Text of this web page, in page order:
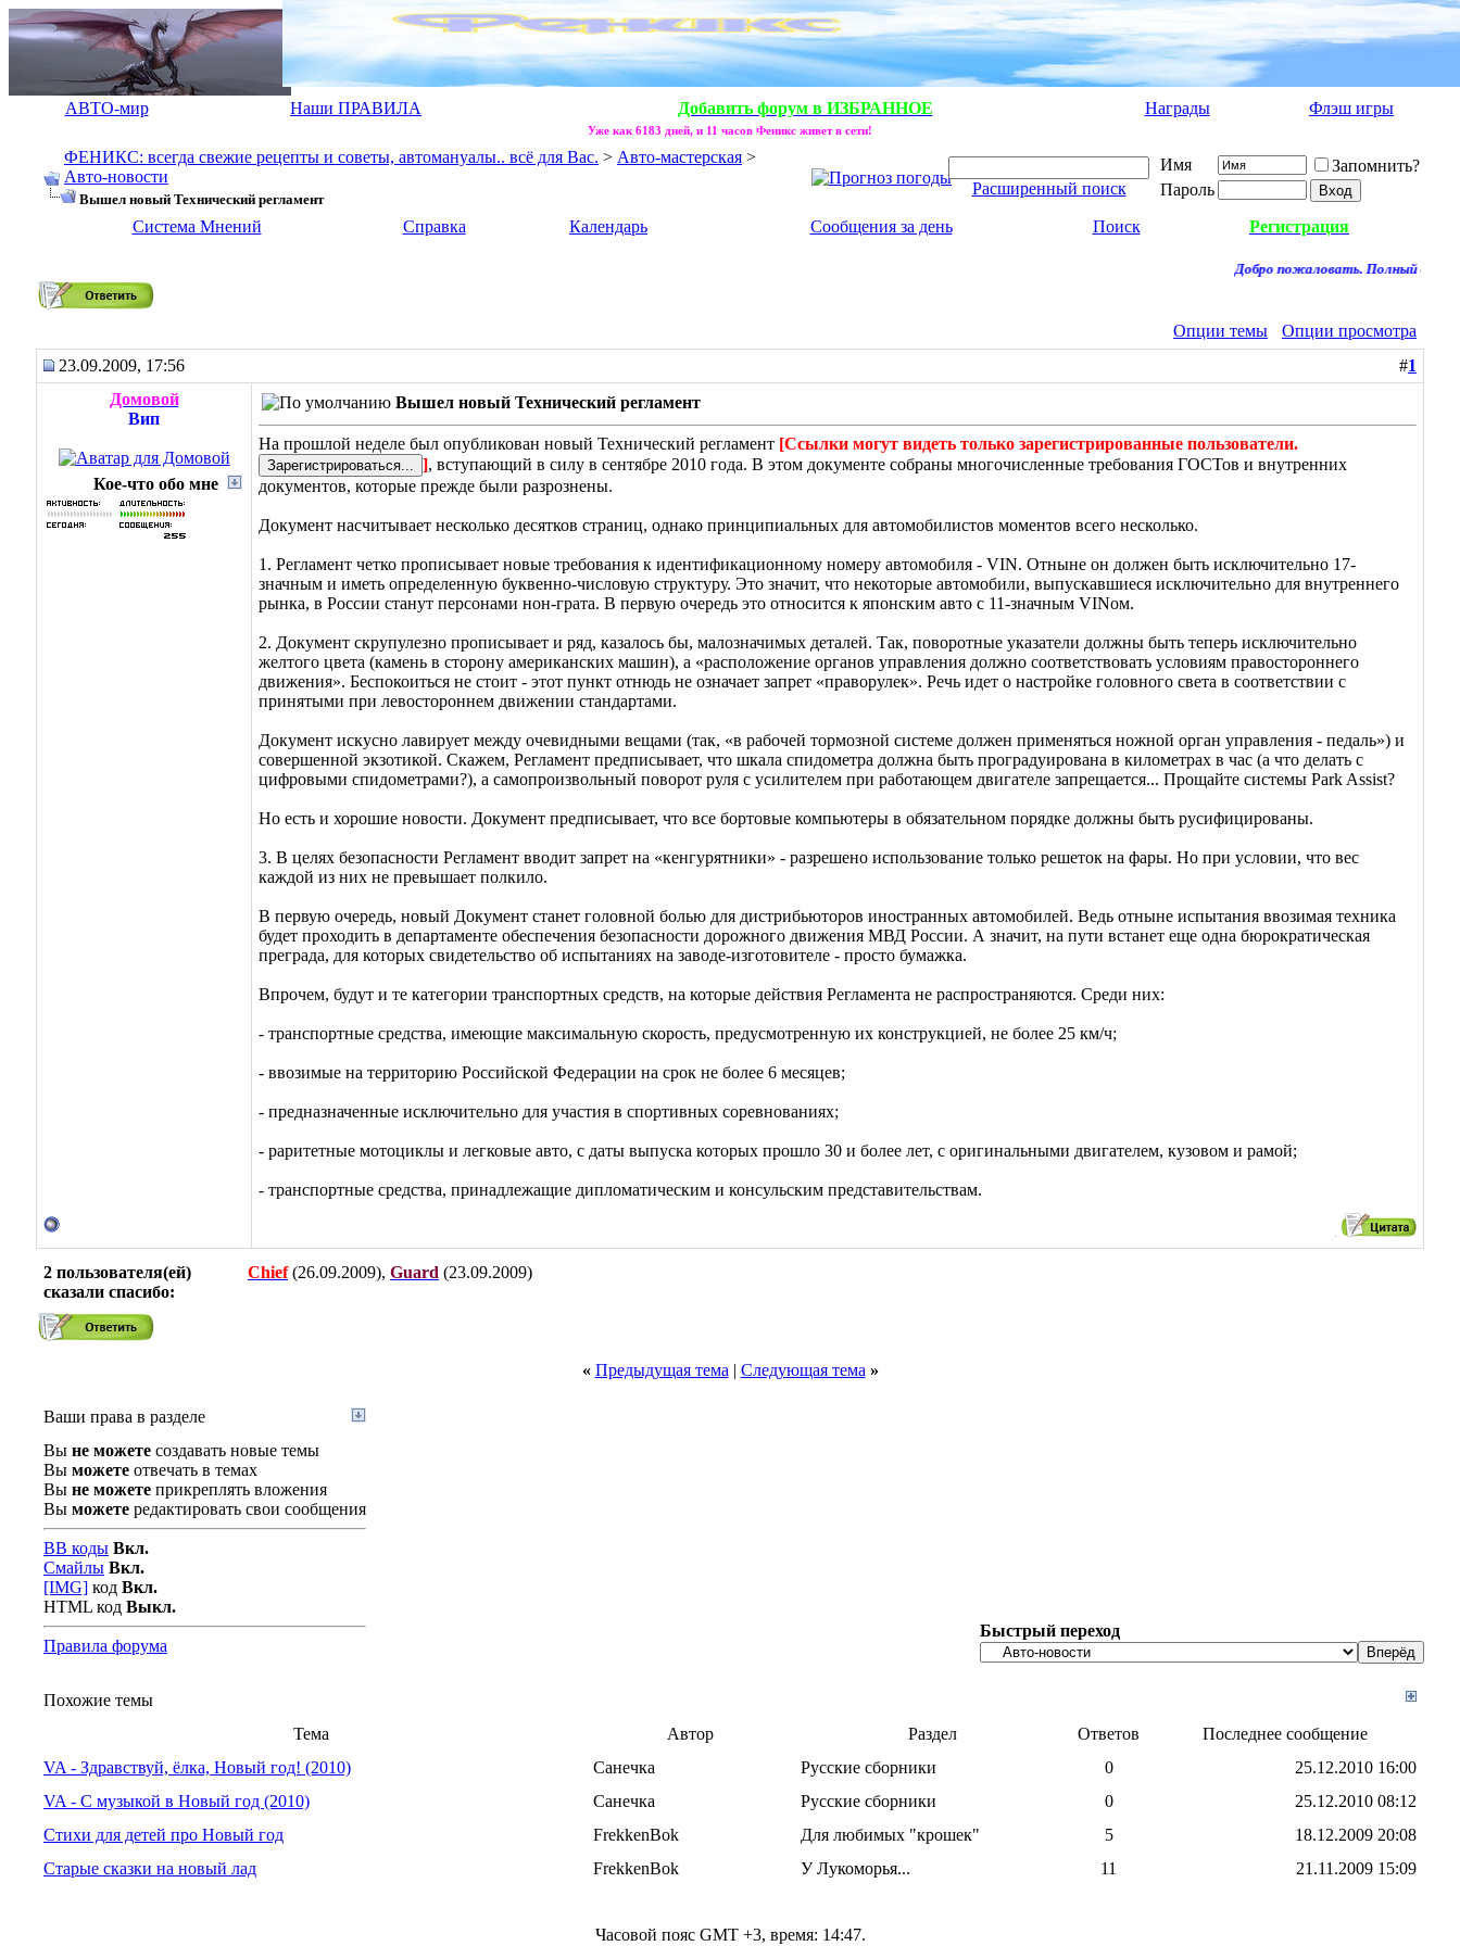
АВТО-мир Наши ПРАВИЛА Добавить форум в ИЗБРАННОЕ Награды Флэш игры
Уже как 6183 дней, и 11 часов Феникс живет в сети!
ФЕНИКС: всегда свежие рецепты и советы, автомануалы.. всё для Вас. > Авто-мастерская >
Авто-новости
Вышел новый Технический регламент
Расширенный поиск
Имя
Запомнить?
Пароль
Система Мнений
Справка Календарь Сообщения за день Поиск Регистрация
Добро пожаловать. Полный доступ
Опции темы
Опции просмотра
23.09.2009, 17:56
#1
Домовой
Вип
Кое-что обо мне
Вышел новый Технический регламент
На прошлой неделе был опубликован новый Технический регламент [Ссылки могут видеть только зарегистрированные пользователи.
], вступающий в силу в сентябре 2010 года. В этом документе собраны многочисленные требования ГОСТов и внутренних
документов, которые прежде были разрознены.
Документ насчитывает несколько десятков страниц, однако принципиальных для автомобилистов моментов всего несколько.
1. Регламент четко прописывает новые требования к идентификационному номеру автомобиля - VIN. Отныне он должен быть исключительно 17-
значным и иметь определенную буквенно-числовую структуру. Это значит, что некоторые автомобили, выпускавшиеся исключительно для внутреннего
рынка, в России станут персонами нон-грата. В первую очередь это относится к японским авто с 11-значным VINом.
2. Документ скрупулезно прописывает и ряд, казалось бы, малозначимых деталей. Так, поворотные указатели должны быть теперь исключительно
желтого цвета (камень в сторону американских машин), а «расположение органов управления должно соответствовать условиям правостороннего
движения». Беспокоиться не стоит - этот пункт отнюдь не означает запрет «праворулек». Речь идет о настройке головного света в соответствии с
принятыми при левостороннем движении стандартами.
Документ искусно лавирует между очевидными вещами (так, «в рабочей тормозной системе должен применяться ножной орган управления - педаль») и
совершенной экзотикой. Скажем, Регламент предписывает, что шкала спидометра должна быть проградуирована в километрах в час (а что делать с
цифровыми спидометрами?), а самопроизвольный поворот руля с усилителем при работающем двигателе запрещается... Прощайте системы Park Assist?
Но есть и хорошие новости. Документ предписывает, что все бортовые компьютеры в обязательном порядке должны быть русифицированы.
3. В целях безопасности Регламент вводит запрет на «кенгурятники» - разрешено использование только решеток на фары. Но при условии, что вес
каждой из них не превышает полкило.
В первую очередь, новый Документ станет головной болью для дистрибьюторов иностранных автомобилей. Ведь отныне испытания ввозимая техника
будет проходить в департаменте обеспечения безопасности дорожного движения МВД России. А значит, на пути встанет еще одна бюрократическая
преграда, для которых свидетельство об испытаниях на заводе-изготовителе - просто бумажка.
Впрочем, будут и те категории транспортных средств, на которые действия Регламента не распространяются. Среди них:
- транспортные средства, имеющие максимальную скорость, предусмотренную их конструкцией, не более 25 км/ч;
- ввозимые на территорию Российской Федерации на срок не более 6 месяцев;
- предназначенные исключительно для участия в спортивных соревнованиях;
- раритетные мотоциклы и легковые авто, с даты выпуска которых прошло 30 и более лет, с оригинальными двигателем, кузовом и рамой;
- транспортные средства, принадлежащие дипломатическим и консульским представительствам.
2 пользователя(ей)
сказали cпасибо:
Chief(26.09.2009), Guard (23.09.2009)
« Предыдущая тема | Следующая тема »
Ваши права в разделе
Вы не можете создавать новые темы
Вы можете отвечать в темах
Вы не можете прикреплять вложения
Вы можете редактировать свои сообщения
BB коды Вкл.
Смайлы Вкл.
[IMG] код Вкл.
HTML код Выкл.
Правила форума
Быстрый переход
Похожие темы
Тема
Автор Раздел Ответов
Последнее сообщение
VA - Здравствуй, ёлка, Новый год! (2010)
Санечка Русские сборники 0 25.12.2010 16:00
VA - С музыкой в Новый год (2010)
Санечка Русские сборники 0 25.12.2010 08:12
Стихи для детей про Новый год
FrekkenBok Для любимых "крошек" 5 18.12.2009 20:08
Старые сказки на новый лад
FrekkenBok У Лукоморья... 11 21.11.2009 15:09
Часовой пояс GMT +3, время: 14:47.